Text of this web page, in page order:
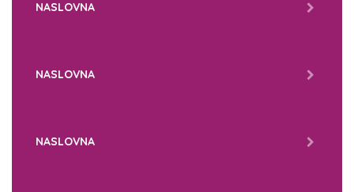
NASLOVNA
NASLOVNA
NASLOVNA